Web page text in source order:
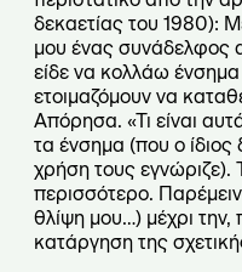
δεκαετίας του 1980):
μου ένας
είδε να κολλάω
ετοιμαζόμουν να
Απόρησα. «Τι είναι
τα ένσημα (που ο ίδιος
χρήση τους εγνώριζε).
περισσότερο.
θλίψη μου…) μέχρι την,
κατάργηση της